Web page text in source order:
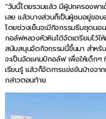
“วันนี้โดยรวมแล้ว มีผู้ปกครองพา
เลย แล้วบางส่วนก็เป็นผู้ชมอยู่ขอ
โดยช่วงเย็นจะมีกิจกรรมธีมชุดน
กอล์ฟหลวงหัวหินได้จัดเตรียมไว้
สนับสนุนจัดกิจกรรมนี้ขึ้นมา สำหรั
จะเป็นจัดแคมป์กอล์ฟ เพื่อให้เด็กๆ
เรียนรู้ แล้วก็จัดการแข่งขันบ้างจ
กล่าวตอนท้าย.